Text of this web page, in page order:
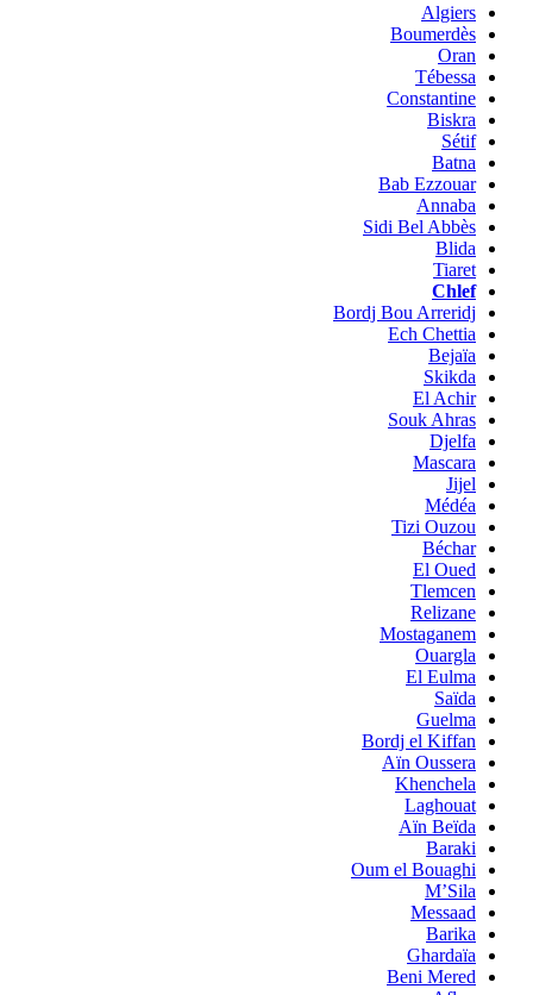
Algiers
Boumerdès
Oran
Tébessa
Constantine
Biskra
Sétif
Batna
Bab Ezzouar
Annaba
Sidi Bel Abbès
Blida
Tiaret
Chlef
Bordj Bou Arreridj
Ech Chettia
Bejaïa
Skikda
El Achir
Souk Ahras
Djelfa
Mascara
Jijel
Médéa
Tizi Ouzou
Béchar
El Oued
Tlemcen
Relizane
Mostaganem
Ouargla
El Eulma
Saïda
Guelma
Bordj el Kiffan
Aïn Oussera
Khenchela
Laghouat
Aïn Beïda
Baraki
Oum el Bouaghi
M’Sila
Messaad
Barika
Ghardaïa
Beni Mered